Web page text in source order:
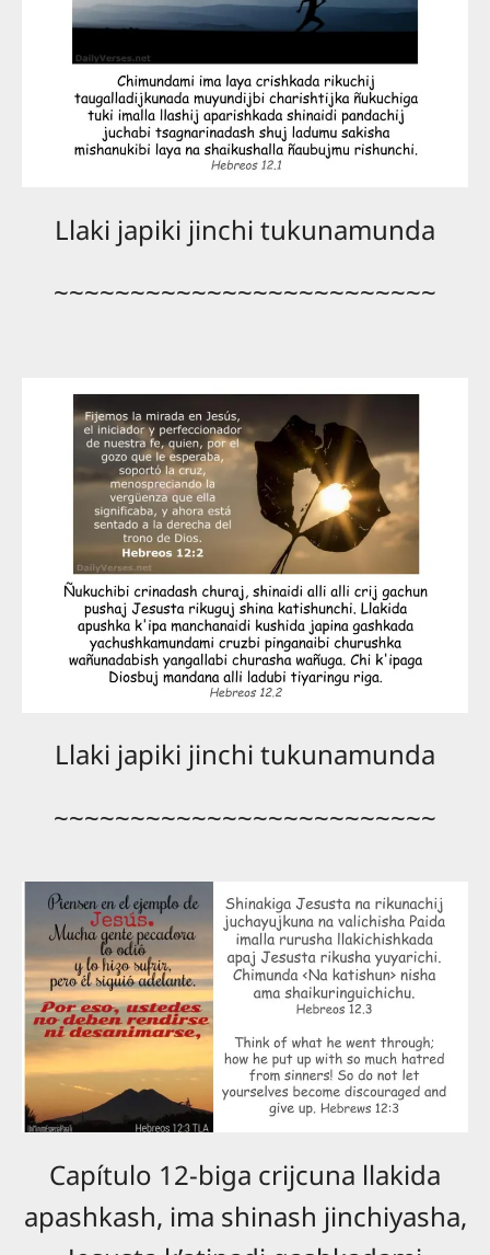
Llaki japiki jinchi tukunamunda
~~~~~~~~~~~~~~~~~~~~~~~~~
Llaki japiki jinchi tukunamunda
~~~~~~~~~~~~~~~~~~~~~~~~~
Capítulo 12-biga crijcuna llakida
apashkash, ima shinash jinchiyasha,